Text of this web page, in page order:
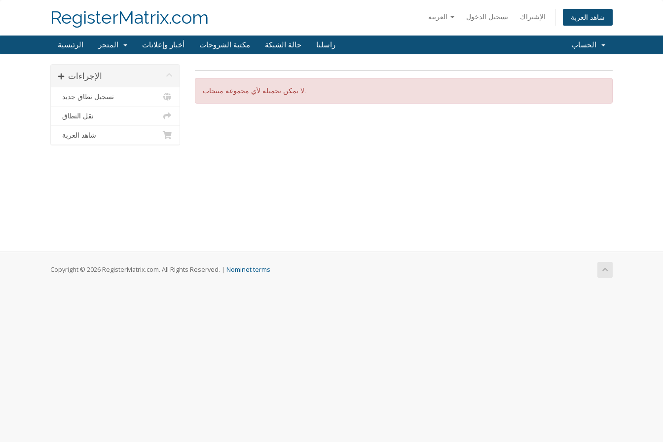
تسجيل الدخول الإشتراك شاهد العربة RegisterMatrix.com
الرئيسية أخبار وإعلانات مكتبة الشروحات حالة الشبكة راسلنا
لا يمكن تحميله لأي مجموعة منتجات.
الإجراءات
تسجيل نطاق جديد
نقل النطاق
شاهد العربة
Copyright © 2026 RegisterMatrix.com. All Rights Reserved. | Nominet terms